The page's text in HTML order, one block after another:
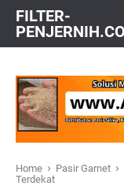
FILTER-
Home › Pasir Garnet ›
Terdekat